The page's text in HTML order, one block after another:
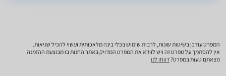
המפרט עודכן בשיטות שונות, לרבות שימוש בכלי בינה מלאכותית ועשוי להכיל שגיאות.
אין להסתמך על מפרט זה ויש לוודא את המפרט המדויק באתר החנות בו מבוצעת ההזמנה.
מצאתם טעות במפרט?דווחו לנו